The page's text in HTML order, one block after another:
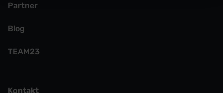
Partner
Blog
TEAM23
Kontakt